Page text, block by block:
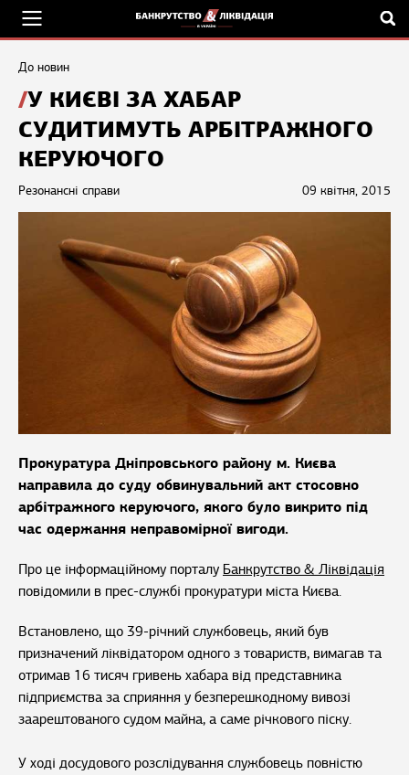
До новин
У КИЄВІ ЗА ХАБАР
СУДИТИМУТЬ АРБІТРАЖНОГО
КЕРУЮЧОГО
09 квітня, 2015
Резонансні справи
Прокуратура Дніпровського району м. Києва
направила до суду обвинувальний акт стосовно
арбітражного керуючого, якого було викрито під
час одержання неправомірної вигоди.
Про це інформаційному порталу Банкрутство & Ліквідація
повідомили в прес-службі прокуратури міста Києва.
Встановлено, що 39-річний службовець, який був
призначений ліквідатором одного з товариств, вимагав та
отримав 16 тисяч гривень хабара від представника
підприємства за сприяння у безперешкодному вивозі
заарештованого судом майна, а саме річкового піску.
У ході досудового розслідування службовець повністю